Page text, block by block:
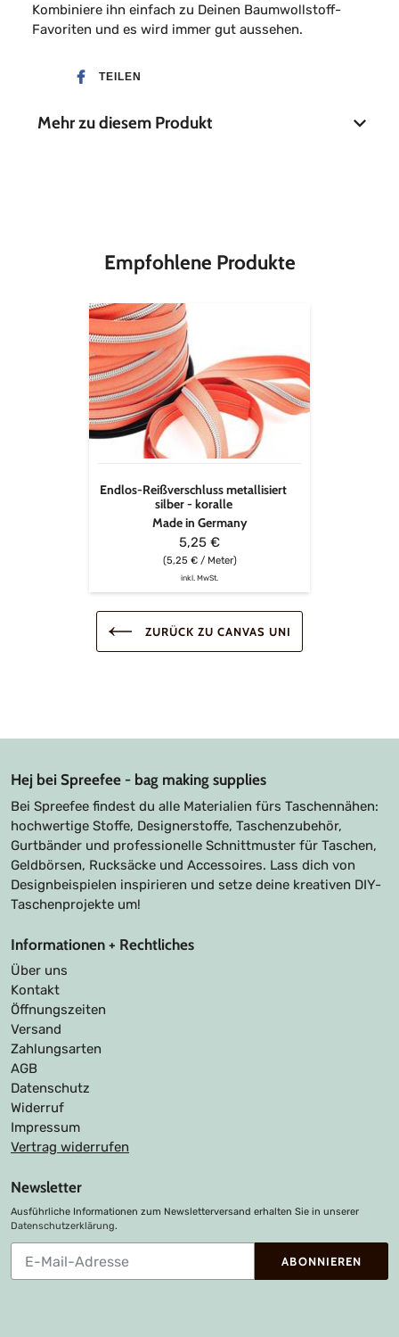
Kombiniere ihn einfach zu Deinen Baumwollstoff-
Favoriten und es wird immer gut aussehen.
TEILEN
Mehr zu diesem Produkt
Empfohlene Produkte
Endlos-
Reißverschluss
metallisiert
silber
-
koralle
Endlos-Reißverschluss metallisiert
silber - koralle
Made in Germany
5,25 €
(5,25 € / Meter)
inkl. MwSt.
ZURÜCK ZU CANVAS UNI
Hej bei Spreefee - bag making supplies
Bei Spreefee findest du alle Materialien fürs Taschennähen:
hochwertige Stoffe, Designerstoffe, Taschenzubehör,
Gurtbänder und professionelle Schnittmuster für Taschen,
Geldbörsen, Rucksäcke und Accessoires. Lass dich von
Designbeispielen inspirieren und setze deine kreativen DIY-
Taschenprojekte um!
Informationen + Rechtliches
Über uns
Kontakt
Öffnungszeiten
Versand
Zahlungsarten
AGB
Datenschutz
Widerruf
Impressum
Vertrag widerrufen
Newsletter
Ausführliche Informationen zum Newsletterversand erhalten Sie in unserer
Datenschutzerklärung.
unsere
ABONNIEREN